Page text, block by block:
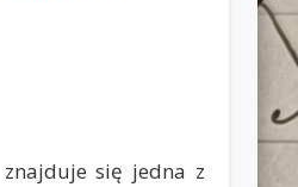
się jedna z